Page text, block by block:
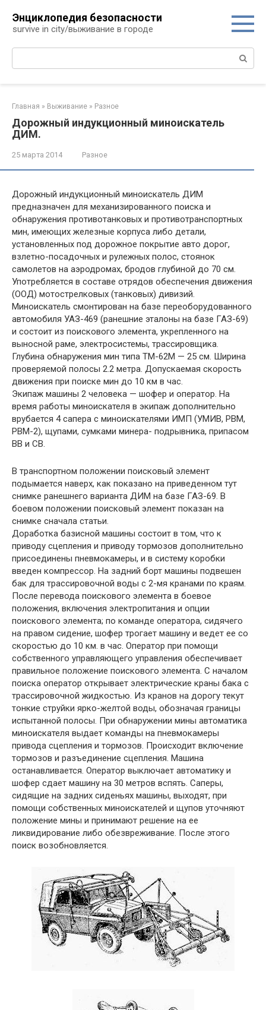
контенту
Энциклопедия безопасности
survive in city/выживание в городе
Поиск:
Главная » Выживание » Разное
Дорожный индукционный миноискатель
ДИМ.
25 марта 2014 Разное
Дорожный индукционный миноискатель ДИМ
предназначен для механизированного поиска и
обнаружения противотанковых и противотранспортных
мин, имеющих железные корпуса либо детали,
установленных под дорожное покрытие авто дорог,
взлетно-посадочных и рулежных полос, стоянок
самолетов на аэродромах, бродов глубиной до 70 см.
Употребляется в составе отрядов обеспечения движения
(ООД) мотострелковых (танковых) дивизий.
Миноискатель смонтирован на базе переоборудованного
автомобиля УАЗ-469 (ранешние эталоны на базе ГАЗ-69)
и состоит из поискового элемента, укрепленного на
выносной раме, электросистемы, трассировщика.
Глубина обнаружения мин типа ТМ-62М — 25 см. Ширина
проверяемой полосы 2.2 метра. Допускаемая скорость
движения при поиске мин до 10 км в час.
Экипаж машины 2 человека — шофер и оператор. На
время работы миноискателя в экипаж дополнительно
врубается 4 сапера с миноискателями ИМП (УМИВ, РВМ,
РВМ-2), щупами, сумками минера- подрывника, припасом
ВВ и СВ.
В транспортном положении поисковый элемент
подымается наверх, как показано на приведенном тут
снимке ранешнего варианта ДИМ на базе ГАЗ-69. В
боевом положении поисковый элемент показан на
снимке сначала статьи.
Доработка базисной машины состоит в том, что к
приводу сцепления и приводу тормозов дополнительно
присоединены пневмокамеры, и в систему коробки
введен компрессор. На задний борт машины подвешен
бак для трассировочной воды с 2-мя кранами по краям.
После перевода поискового элемента в боевое
положения, включения электропитания и опции
поискового элемента; по команде оператора, сидячего
на правом сидение, шофер трогает машину и ведет ее со
скоростью до 10 км. в час. Оператор при помощи
собственного управляющего управления обеспечивает
правильное положение поискового элемента. С началом
поиска оператор открывает электрические краны бака с
трассировочной жидкостью. Из кранов на дорогу текут
тонкие струйки ярко-желтой воды, обозначая границы
испытанной полосы. При обнаружении мины автоматика
миноискателя выдает команды на пневмокамеры
привода сцепления и тормозов. Происходит включение
тормозов и разъединение сцепления. Машина
останавливается. Оператор выключает автоматику и
шофер сдает машину на 30 метров вспять. Саперы,
сидящие на задних сиденьях машины, выходят, при
помощи собственных миноискателей и щупов уточняют
положение мины и принимают решение на ее
ликвидирование либо обезвреживание. После этого
поиск возобновляется.